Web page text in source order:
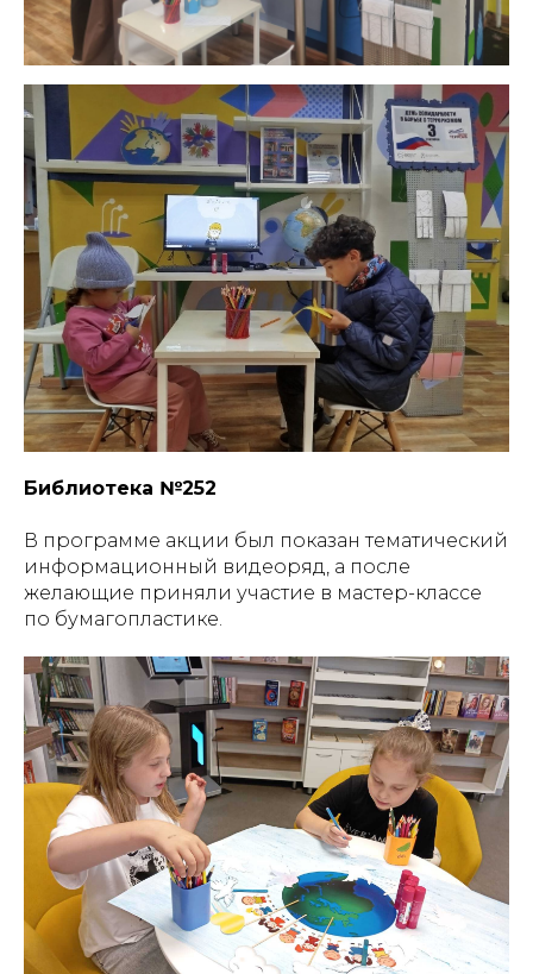
Библиотека №252
В программе акции был показан тематический
информационный видеоряд, а после
желающие приняли участие в мастер-классе
по бумагопластике.